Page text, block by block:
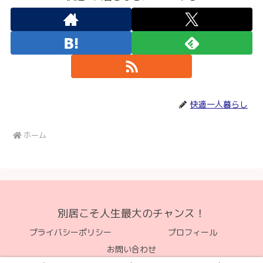
快適一人暮らし
ホーム
別居こそ人生最大のチャンス！
プライバシーポリシー
プロフィール
お問い合わせ